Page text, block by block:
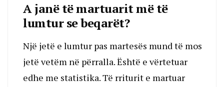
A janë të martuarit më të
lumtur se beqarët?
Një jetë e lumtur pas martesës mund të mos
jetë vetëm në përralla. Është e vërtetuar
edhe me statistika. Të rriturit e martuar